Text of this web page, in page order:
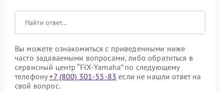
Вы можете ознакомиться с приведенными ниже
часто задаваемыми вопросами, либо обратиться в
сервисный центр “FIX-Yamaha” по следующему
телефону+7 (800) 301-55-83 если не нашли ответ на
свой вопрос.